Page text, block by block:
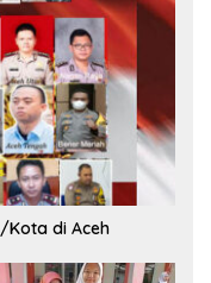
Kota di Aceh